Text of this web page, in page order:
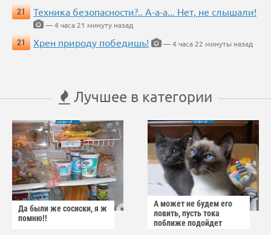
21
Техника безопасности?.. А-а-а... Нет, не слышали!
— 4 часа 21 минуту назад
21
Хрен природу победишь! — 4 часа 22 минуты назад
Лучшее в категории
Да были же сосиски, я ж
помню!!
А может не будем его
ловить, пусть тока
поближе подойдет